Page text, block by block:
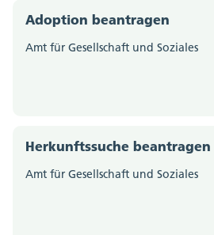
Adoption beantragen
Amt für Gesellschaft und Soziales
Herkunftssuche beantragen
Amt für Gesellschaft und Soziales